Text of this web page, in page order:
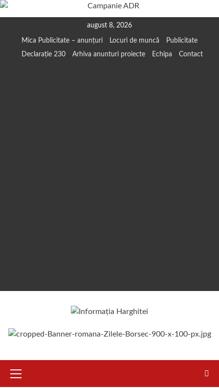
august 8, 2026
Mica Publicitate – anunțuri Locuri de muncă
Publicitate
Declarație 230
Arhiva anunturi proiecte Echipa Contact
Menu